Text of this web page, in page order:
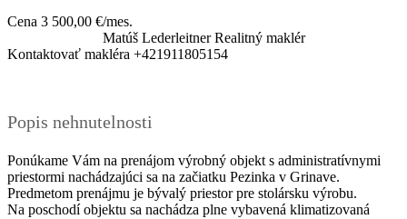
Cena 3 500,00 €/mes.
Matúš Lederleitner Realitný maklér
Kontaktovať makléra +421911805154
Popis nehnutelnosti
Ponúkame Vám na prenájom výrobný objekt s administratívnymi
priestormi nachádzajúci sa na začiatku Pezinka v Grinave.
Predmetom prenájmu je bývalý priestor pre stolársku výrobu.
Na poschodí objektu sa nachádza plne vybavená klimatizovaná